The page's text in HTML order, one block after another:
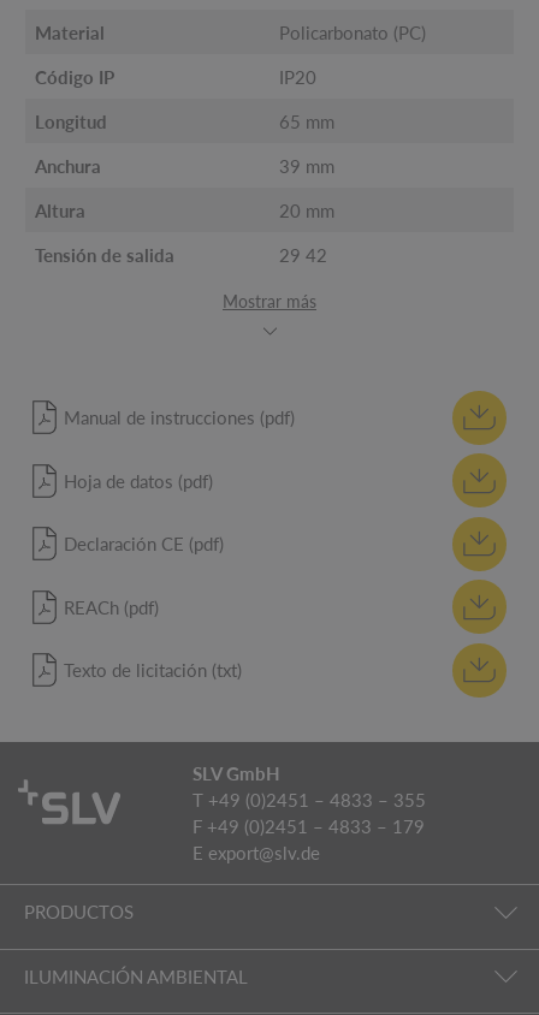
Material Policarbonato (PC)
Código IP IP20
Longitud 65 mm
Anchura 39 mm
Altura 20 mm
Tensión de salida 29 42
Mostrar más
Manual de instrucciones (pdf)
Hoja de datos (pdf)
Declaración CE (pdf)
REACh (pdf)
Texto de licitación (txt)
SLV GmbH
T +49 (0)2451 – 4833 – 355
F +49 (0)2451 – 4833 – 179
E export@slv.de
PRODUCTOS
ILUMINACIÓN AMBIENTAL